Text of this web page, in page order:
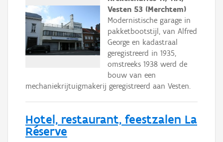
Vesten 53 (Merchtem)
Modernistische garage in
pakketbootstijl, van Alfred
George en kadastraal
geregistreerd in 1935,
omstreeks 1938 werd de
bouw van een
mechaniekrijtuigmakerij geregistreerd aan Vesten.
Hotel, restaurant, feestzalen La
Réserve